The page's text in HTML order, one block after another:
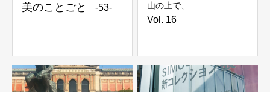
美のことごと -53- 山の上で、
Vol. 16